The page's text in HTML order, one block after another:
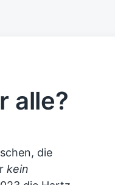
alle?
die
kein